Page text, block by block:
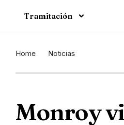
Tramitación
Home Noticias
Monroy